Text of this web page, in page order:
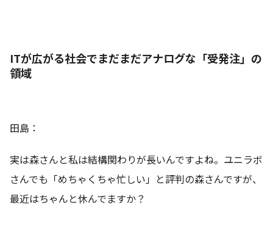
ITが広がる社会でまだまだアナログな「受発注」の
領域
田島：
実は森さんと私は結構関わりが長いんですよね。ユニラボ
さんでも「めちゃくちゃ忙しい」と評判の森さんですが、
最近はちゃんと休んでますか？